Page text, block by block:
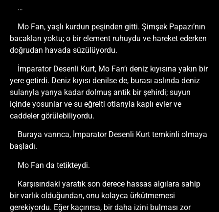
…
Mo Fan, yaşlı kurdun peşinden gitti. Şimşek Papazı’nın
bacakları yoktu; o bir element ruhuydu ve hareket ederken
doğrudan havada süzülüyordu.
İmparator Desenli Kurt, Mo Fan’ı deniz kıyısına yakın bir
yere getirdi. Deniz kıyısı denilse de, burası aslında deniz
sularıyla yarıya kadar dolmuş antik bir şehirdi; suyun
içinde yosunlar ve su eğrelti otlarıyla kaplı evler ve
caddeler görülebiliyordu.
Buraya varınca, İmparator Desenli Kurt temkinli olmaya
başladı.
Mo Fan da tetikteydi.
Karşısındaki yaratık son derece hassas algılara sahip
bir varlık olduğundan, onu kolayca ürkütmemesi
gerekiyordu. Eğer kaçırırsa, bir daha izini bulması zor